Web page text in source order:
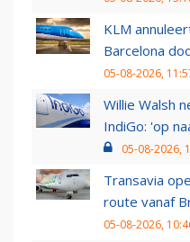
KLM
Barcelona
05-08-2026,
Willie Walsh
IndiGo: 'op
05-08-2026,
Transavia
route vanaf
05-08-2026,